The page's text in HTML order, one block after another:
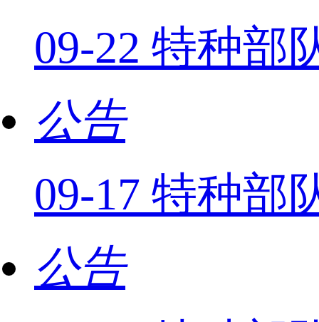
09-22 特种部
公告
09-17 特种部
公告